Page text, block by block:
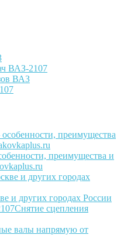
ВАЗ-2107
ВАЗ
преимущества и
и других городах России
Снятие сцепления